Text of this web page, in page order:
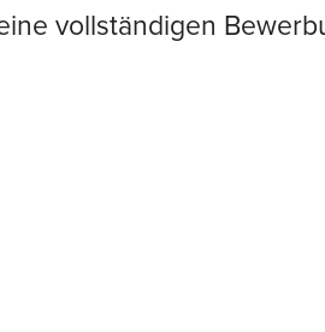
vollständigen